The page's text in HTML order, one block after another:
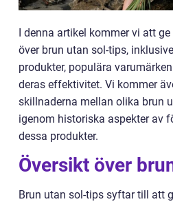
I denna artikel kommer vi att
över brun utan sol-tips,
produkter, populära
deras effektivitet. Vi kommer
skillnaderna mellan olika brun
igenom historiska aspekter av
dessa produkter.
Översikt över
Brun utan sol-tips syftar till att